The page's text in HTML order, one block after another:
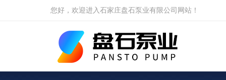
您好，欢迎进入石家庄盘石泵业有限公司网站！